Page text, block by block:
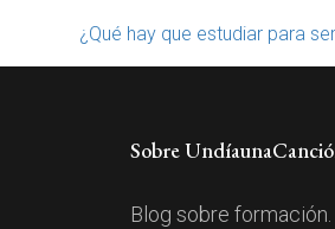
¿Qué hay que estudiar para
Sobre
Blog sobre formación.